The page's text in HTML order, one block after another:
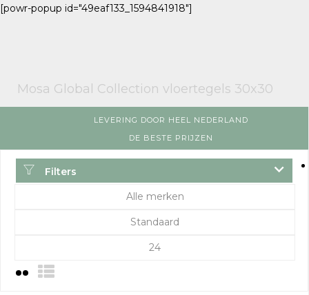
[powr-popup id="49eaf133_1594841918"]
Mosa Global Collection vloertegels 30x30
LEVERING DOOR HEEL NEDERLAND
DE BESTE PRIJZEN
Filters
Alle merken
Standaard
24